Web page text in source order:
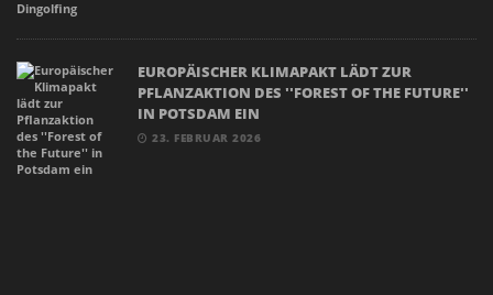
EUROPÄISCHER KLIMAPAKT LÄDT ZUR
PFLANZAKTION DES ''FOREST OF THE FUTURE''
IN POTSDAM EIN
23. FEBRUAR 2026